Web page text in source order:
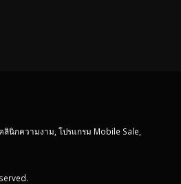
นิกความงาม, โปรแกรม Mobile Sale,